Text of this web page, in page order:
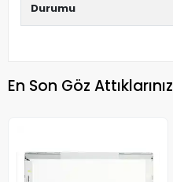
Durumu
En Son Göz Attıklarınız